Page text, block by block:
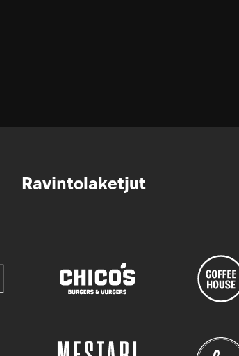
Ravintolaketjut